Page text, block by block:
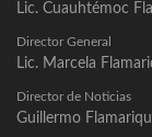
Lic. Cuauhtémoc
Director General
Lic. Marcela
Director de Noticias
Guillermo